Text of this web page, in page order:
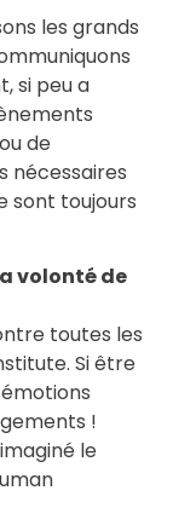
les grands
si peu a
de
nécessaires
sont toujours
volonté de
toutes les
Si être
!
le